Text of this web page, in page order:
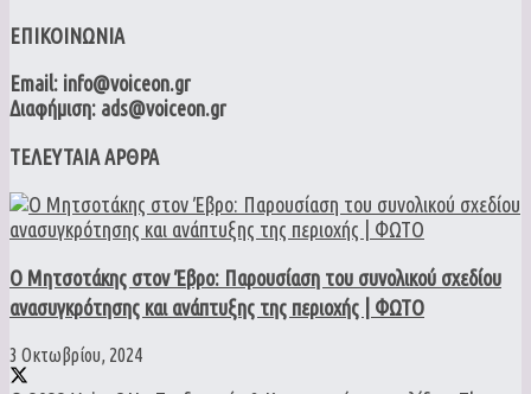
ΕΠΙΚΟΙΝΩΝΙΑ
Email: info@voiceon.gr
Διαφήμιση: ads@voiceon.gr
ΤΕΛΕΥΤΑΙΑ ΑΡΘΡΑ
Ο Μητσοτάκης στον Έβρο: Παρουσίαση του συνολικού σχεδίου
ανασυγκρότησης και ανάπτυξης της περιοχής | ΦΩΤΟ
3 Οκτωβρίου, 2024